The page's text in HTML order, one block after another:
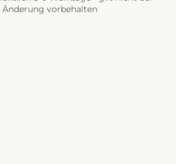
vorbehalten